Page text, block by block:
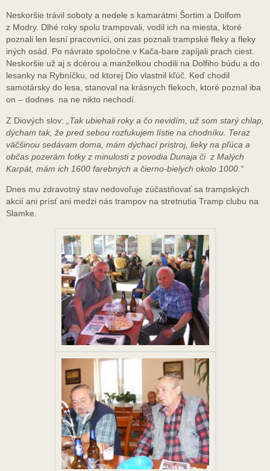
Neskoršie trávil soboty a nedele s kamarátmi Šortim a Dolfom
z Modry. Dlhé roky spolu trampovali, vodil ich na miesta, ktoré
poznali len lesní pracovníci, oni zas poznali trampské fleky a fleky
iných osád. Po návrate spoločne v Kača-bare zapíjali prach ciest.
Neskoršie už aj s dcérou a manželkou chodili na Dolfiho búdu a do
lesanky na Rybníčku, od ktorej Dio vlastnil kľúč. Keď chodil
samotársky do lesa, stanoval na krásnych flekoch, ktoré poznal iba
on – dodnes na ne nikto nechodí.
Z Diových slov: „Tak ubiehali roky a čo nevidím, už som starý chlap,
dýcham tak, že pred sebou rozfukujem lístie na chodníku. Teraz
väčšinou sedávam doma, mám dýchací pristroj, lieky na pľúca a
občas pozerám fotky z minulosti z povodia Dunaja či z Malých
Karpát, mám ich 1600 farebných a čierno-bielych okolo 1000.“
Dnes mu zdravotný stav nedovoľuje zúčastňovať sa trampských
akcií ani prísť ani medzi nás trampov na stretnutia Tramp clubu na
Slamke.